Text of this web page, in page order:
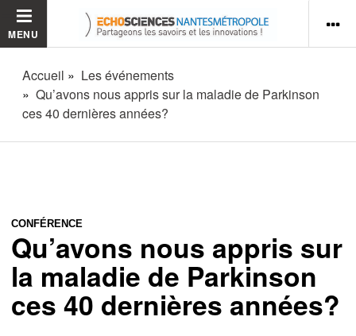
MENU
Accueil
Les événements
Qu’avons nous appris sur la maladie de Parkinson
ces 40 dernières années?
CONFÉRENCE
Qu’avons nous appris sur
la maladie de Parkinson
ces 40 dernières années?